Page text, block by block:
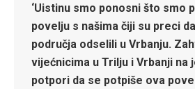
‘Uistinu smo ponosni što smo
povelju s našima čiji su preci
područja odselili u Vrbanju.
vijećnicima u Trilju i Vrbanji na
potpori da se potpiše ova